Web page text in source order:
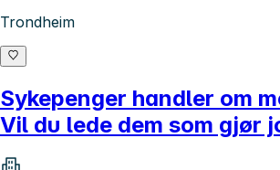
Trondheim
Sykepenger handler om
Vil du lede dem som gjør